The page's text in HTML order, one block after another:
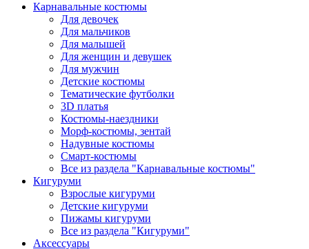
Карнавальные костюмы
Для девочек
Для мальчиков
Для малышей
Для женщин и девушек
Для мужчин
Детские костюмы
Тематические футболки
3D платья
Костюмы-наездники
Морф-костюмы, зентай
Надувные костюмы
Смарт-костюмы
Все из раздела "Карнавальные костюмы"
Кигуруми
Взрослые кигуруми
Детские кигуруми
Пижамы кигуруми
Все из раздела "Кигуруми"
Аксессуары